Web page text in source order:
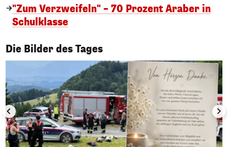
"Zum Verzweifeln" – 70 Prozent Araber in
Schulklasse
Die Bilder des Tages
1/50